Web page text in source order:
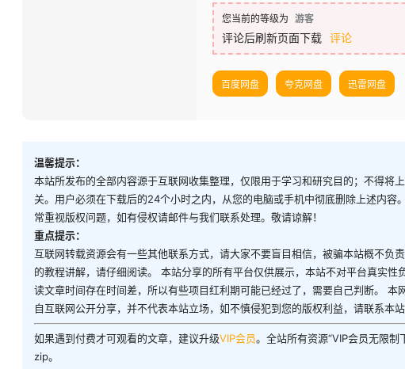
您当前的等级为 游客
评论后刷新页面下载 评论
百度网盘 夸克网盘 迅雷网盘
温馨提示：
本站所发布的全部内容源于互联网收集整理，仅限用于学习和研究目的；不得
关。用户必须在下载后的24个小时之内，从您的电脑或手机中彻底删除上述内
常重视版权问题，如有侵权请邮件与我们联系处理。敬请谅解！
重点提示：
互联网转载资源会有一些其他联系方式，请大家不要盲目相信，被骗本站概不
的教程讲解，请仔细阅读。 本站分享的所有平台仅供展示，本站不对平台真实
读文章时间存在时间差，所以有些项目红利期可能已经过了，需要自己判断。
自互联网公开分享，并不代表本站立场，如不慎侵犯到您的版权利益，请联系本站
如果遇到付费才可观看的文章，建议升级VIP会员。全站所有资源“VIP会员无限
zip。